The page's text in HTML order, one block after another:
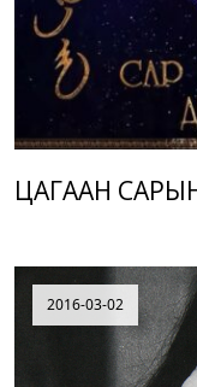
ЦАГААН
2016-03-02